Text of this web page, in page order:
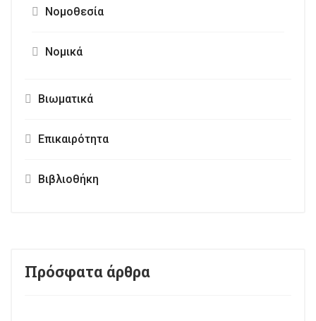
Προγεννητικός Έλεγχος
Μέθοδοι Έκτρωσης Και «Μετεκτρωτικό»
Νομικά